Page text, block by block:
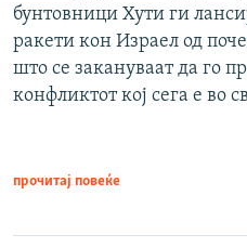
бунтовници Хути ги
ракети кон Израел од
што се закануваат да го
конфликтот кој сега е во
прочитај повеќе